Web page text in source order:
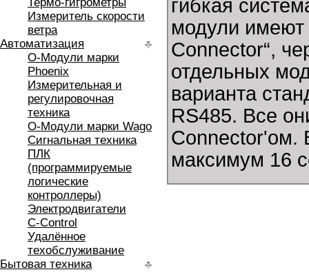
Измеритель скорости
ветра
Автоматизация
O-Модули марки
Phoenix
Измерительная и
регулировочная
техника
O-Модули марки Wago
Сигнальная техника
ПЛК
(программируемые
логические
контроллеры)
Электродвигатели
C-Control
Удалённое
техобслуживание
Бытовая техника
гибкая
модули имеют
Connector“,
отдельных
варианта
RS485. Все
Connector'ом.
максимум 16